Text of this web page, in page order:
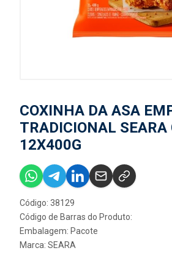
COXINHA DA ASA
TRADICIONAL SEARA
12X400G
Código: 38129
Código de Barras do Produto:
Embalagem: Pacote
Marca: SEARA